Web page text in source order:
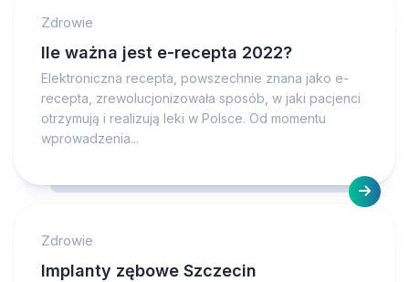
Zdrowie
Ile ważna jest e-recepta 2022?
Elektroniczna recepta, powszechnie znana jako e-
recepta, zrewolucjonizowała sposób, w jaki pacjenci
otrzymują i realizują leki w Polsce. Od momentu
wprowadzenia...
Zdrowie
Implanty zębowe Szczecin